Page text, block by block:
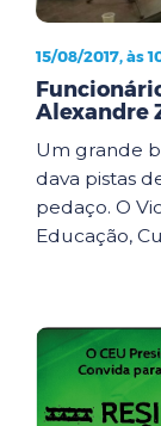
15/08/2017, às
Alexandre
Um grande
dava pistas
pedaço. O
Educação,